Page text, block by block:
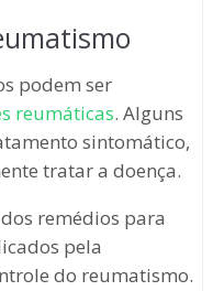
podem ser
reumáticas. Alguns
sintomático,
tratar a doença.
remédios para
pela
do reumatismo.